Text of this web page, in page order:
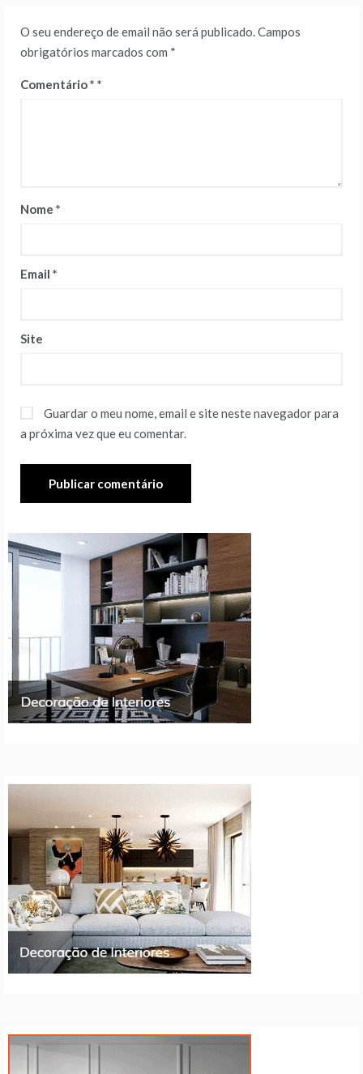
O seu endereço de email não será publicado.Campos
obrigatórios marcados com *
Comentário*
Nome *
Email *
Site
Guardar o meu nome, email e site neste navegador para
a próxima vez que eu comentar.